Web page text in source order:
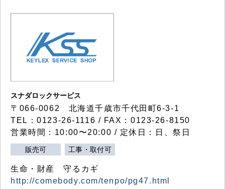
スナダロックサービス
〒066-0062 北海道千歳市千代田町6-3-1
TEL：0123-26-1116 / FAX：0123-26-8150
営業時間：10:00〜20:00 / 定休日：日、祭日
販売可 工事・取付可
生命・財産 守るカギ
http://comebody.com/tenpo/pg47.html